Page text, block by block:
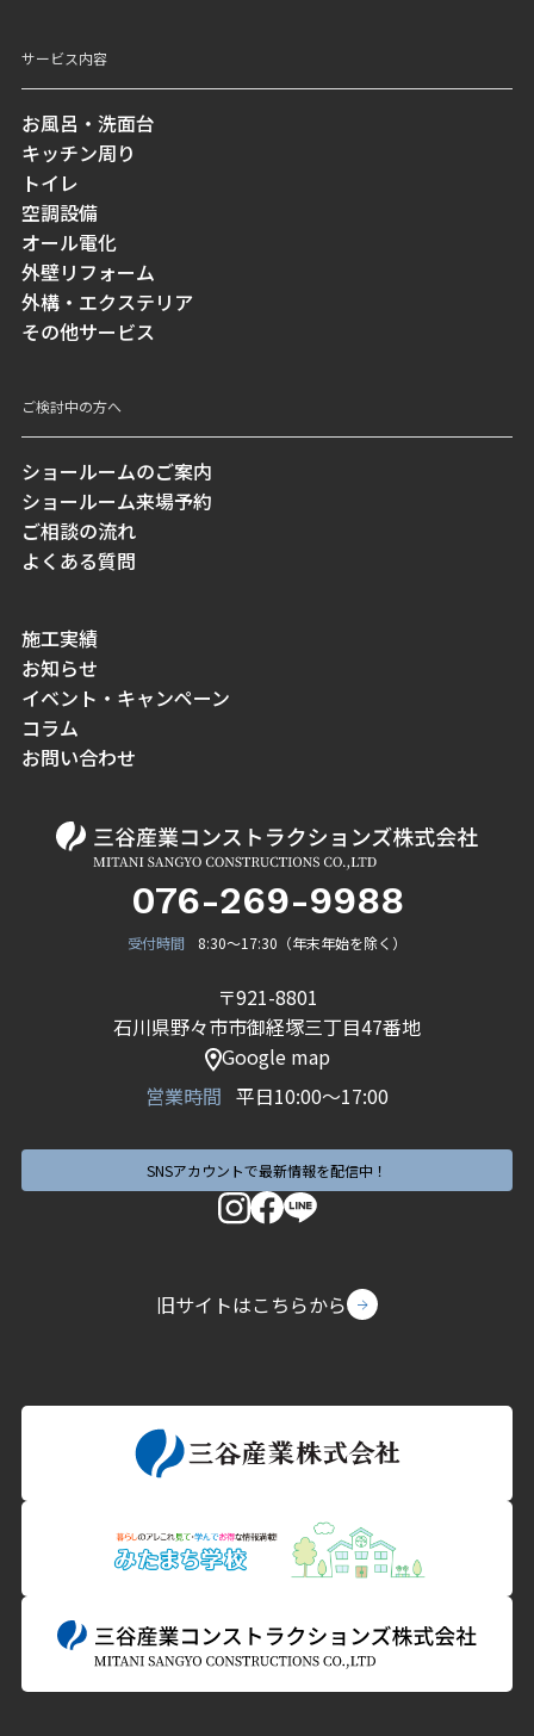
サービス内容
お風呂・洗面台
キッチン周り
トイレ
空調設備
オール電化
外壁リフォーム
外構・エクステリア
その他サービス
ご検討中の方へ
ショールームのご案内
ショールーム来場予約
ご相談の流れ
よくある質問
施工実績
お知らせ
イベント・キャンペーン
コラム
お問い合わせ
076-269-9988
受付時間 8:30〜17:30（年末年始を除く）
〒921-8801
石川県野々市市御経塚三丁目47番地
Google map
営業時間 平日10:00〜17:00
SNSアカウントで最新情報を配信中！
旧サイトはこちらから